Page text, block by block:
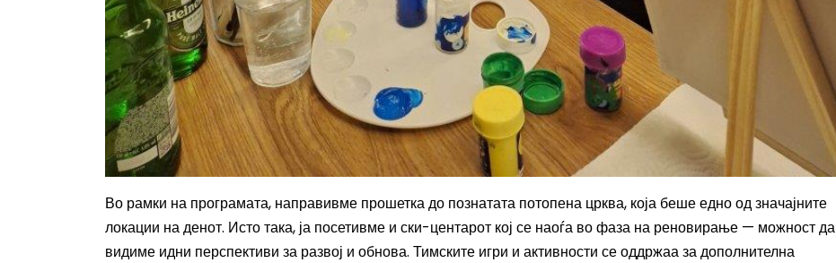
Во рамки на програмата, направивме прошетка до познатата потопена црква, која беше едно од значајните
локации на денот. Исто така, ја посетивме и ски-центарот кој се наоѓа во фаза на реновирање — можност да
видиме идни перспективи за развој и обнова. Тимските игри и активности се оддржаа за дополнителна